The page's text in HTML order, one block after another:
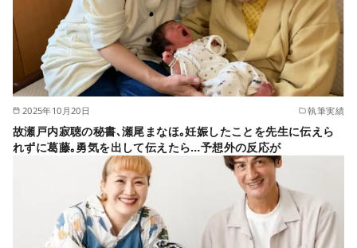
2025年10月20日 執筆実績
故瀬戸内寂聴の秘書､瀬尾まなほ｡妊娠したことを先生に伝えら
れずに葛藤｡勇気を出して伝えたら…予想外の反応が